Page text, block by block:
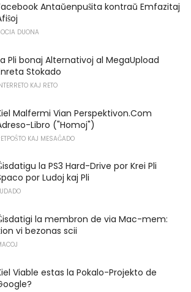
Antaŭenpuŝita kontraŭ Emfazitaj
DUONA
Pli bonaj Alternativoj al MegaUpload
Stokado
KAJ RETO
Malfermi Vian Perspektivon.Com
Libro ("Homoj")
KAJ MESAĜADO
la PS3 Hard-Drive por Krei Pli
por Ludoj kaj Pli
la membron de via Mac-mem:
vi bezonas scii
Viable estas la Pokalo-Projekto de